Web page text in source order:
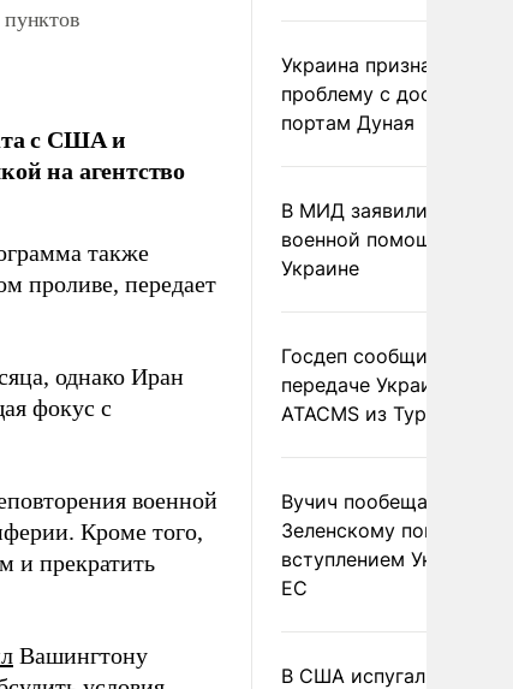
с США и
на агентство
также
проливе, передает
однако Иран
фокус с
военной
Кроме того,
и прекратить
Вашингтону
Украина признала
проблему с доступом к
портам Дуная
В МИД заявили о
военной помощи
Украине
Госдеп сообщил о
передаче Украине
ATACMS из Турции
Вучич пообещал
Зеленскому помочь со
вступлением Украины в
ЕС
В США испугались